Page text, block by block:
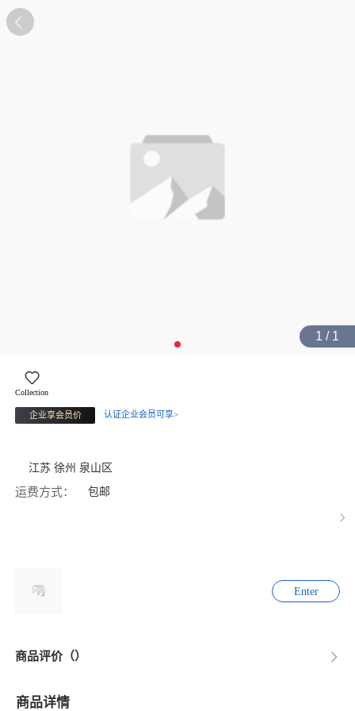
1 / 1
Collection
企业享会员价 认证企业会员可享>
江苏 徐州 泉山区
运费方式： 包邮
Enter
商品评价（）
商品详情